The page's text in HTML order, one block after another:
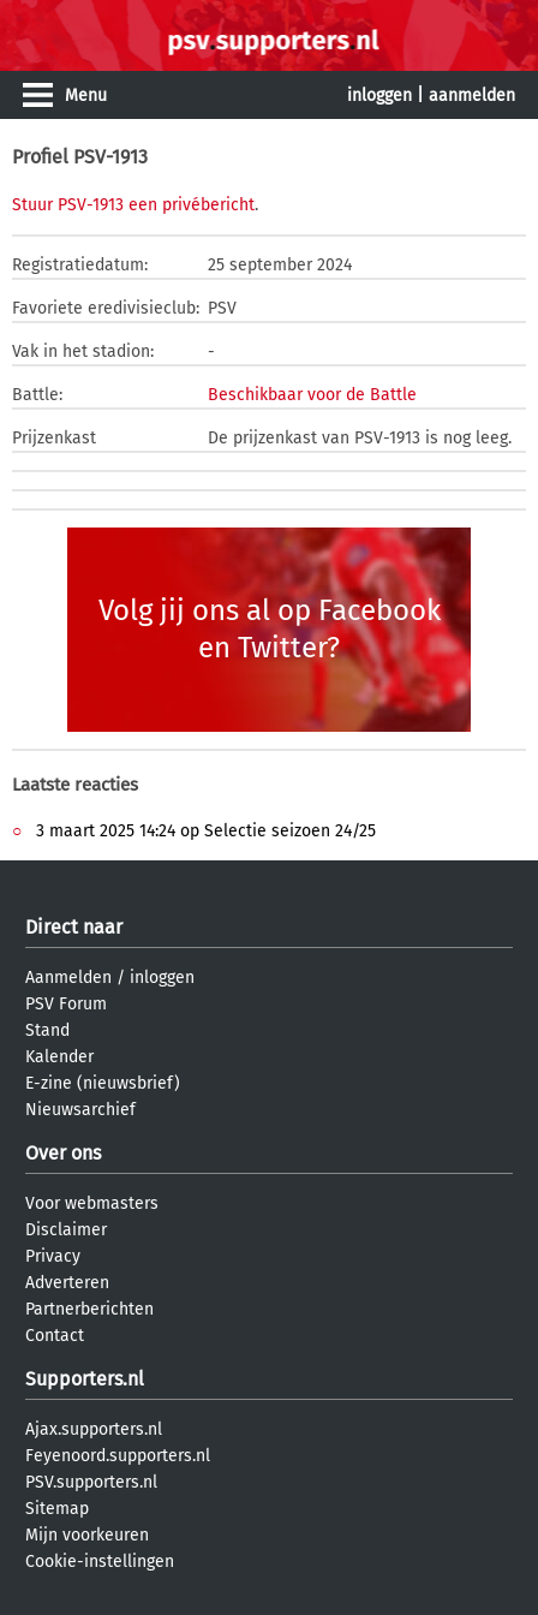
Menu inloggen aanmelden
Profiel PSV-1913
Stuur PSV-1913 een privébericht.
Registratiedatum: 25 september 2024
Favoriete eredivisieclub: PSV
Vak in het stadion: -
Battle: Beschikbaar voor de Battle
Prijzenkast De prijzenkast van PSV-1913 is nog leeg.
Volg jij ons al op Facebook
en Twitter?
Laatste reacties
3 maart 2025 14:24 op Selectie seizoen 24/25
Direct naar
Aanmelden / inloggen
PSV Forum
Stand
Kalender
E-zine (nieuwsbrief)
Nieuwsarchief
Over ons
Voor webmasters
Disclaimer
Privacy
Adverteren
Partnerberichten
Contact
Supporters.nl
Ajax.supporters.nl
Feyenoord.supporters.nl
PSV.supporters.nl
Sitemap
Mijn voorkeuren
Cookie-instellingen